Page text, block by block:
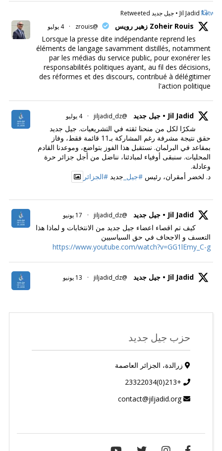
Jil Jadid • جيل جديد Retweeted
Zoheir Rouis زهير رويس @zrouis
· 4 يوليو
Lorsque la presse dite indépendante reprend les
éléments de langage savamment distillés, notamment
par les médias du service public, pour exonérer les
responsabilités politiques ayant, au fil des décisions,
des réformes et des discours, contribué à délégitimer
l'action politique
Jil Jadid • جيل جديد @jiljadid_dz
· 4 يوليو
شكرًا لكل من منحنا ثقته في التشريعيات. جيل جديد
حقق نتيجة مشرفة رغم المشاركة بـ11 قائمة فقط، وفاز
بمقاعد في البرلمان. نستقبل هذا الفوز بتواضع، وموعدنا القادم
المحليات. سنبقى أوفياء لمبادئنا، نناضل من أجل جزائر حرة
وعادلة.
د. لخضر أمقران، رئيس #جيل_ جديد #الجزائر
Jil Jadid • جيل جديد @jiljadid_dz
· 17 يونيو
كيف تم اقصاء اعضاء جيل جديد من الانتخابات و لماذا هذا
التعسف و الاجحاف في حق السياسيين
https://www.youtube.com/watch?v=GG1lEmy_C-g
Jil Jadid • جيل جديد @jiljadid_dz
· 13 يونيو
حزب جيل جديد
زرالدة، الجزائر العاصمة
+213(0)23322034
contact@jiljadid.org